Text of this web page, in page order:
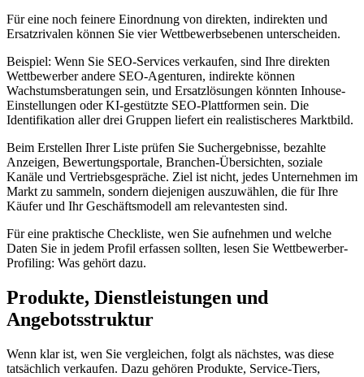
Für eine noch feinere Einordnung von direkten, indirekten und
Ersatzrivalen können Sie vier Wettbewerbsebenen unterscheiden.
Beispiel: Wenn Sie SEO-Services verkaufen, sind Ihre direkten
Wettbewerber andere SEO-Agenturen, indirekte können
Wachstumsberatungen sein, und Ersatzlösungen könnten Inhouse-
Einstellungen oder KI-gestützte SEO-Plattformen sein. Die
Identifikation aller drei Gruppen liefert ein realistischeres Marktbild.
Beim Erstellen Ihrer Liste prüfen Sie Suchergebnisse, bezahlte
Anzeigen, Bewertungsportale, Branchen-Übersichten, soziale
Kanäle und Vertriebsgespräche. Ziel ist nicht, jedes Unternehmen im
Markt zu sammeln, sondern diejenigen auszuwählen, die für Ihre
Käufer und Ihr Geschäftsmodell am relevantesten sind.
Für eine praktische Checkliste, wen Sie aufnehmen und welche
Daten Sie in jedem Profil erfassen sollten, lesen Sie Wettbewerber-
Profiling: Was gehört dazu.
Produkte, Dienstleistungen und
Angebotsstruktur
Wenn klar ist, wen Sie vergleichen, folgt als nächstes, was diese
tatsächlich verkaufen. Dazu gehören Produkte, Service-Tiers,